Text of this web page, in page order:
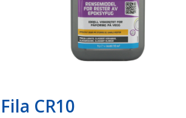
Fila CR10